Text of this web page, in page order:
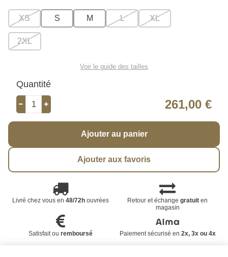
XS S M L XL
2XL
Voir le guide des tailles
Quantité
261,00 €
Ajouter au panier
Ajouter aux favoris
Livré chez vous en 48/72houvrées Retour et échangegratuit en
magasin
Satisfait ou remboursé Paiement sécurisé en 2x, 3x ou 4x